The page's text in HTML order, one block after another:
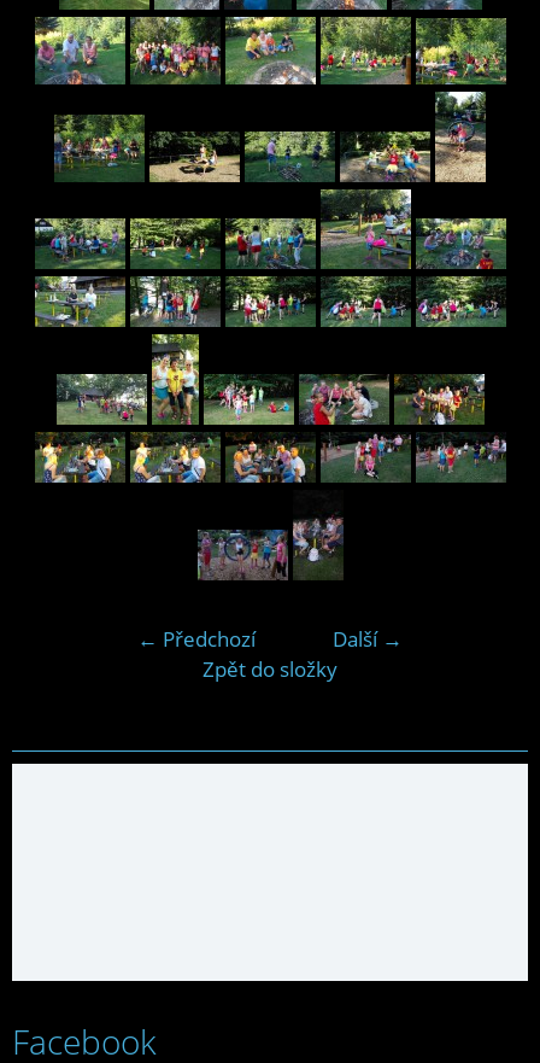
← Předchozí
Další →
Zpět do složky
Facebook